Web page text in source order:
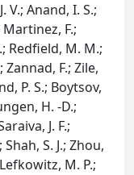
V.; Anand, I. S.;
Martinez, F.;
Redfield, M. M.;
Zannad, F.; Zile,
P. S.; Boytsov,
H. -D.;
J. F.;
S. J.; Zhou,
Lefkowitz, M. P.;